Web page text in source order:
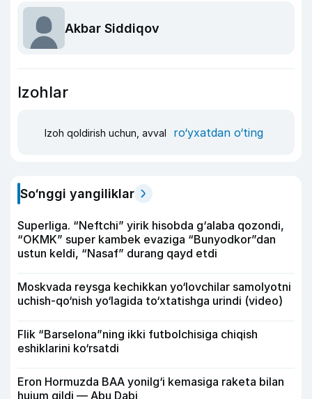
Akbar Siddiqov
Izohlar
Izoh qoldirish uchun, avval ro‘yxatdan o‘ting
So‘nggi yangiliklar
Superliga. “Neftchi” yirik hisobda g‘alaba qozondi,
“OKMK” super kambek evaziga “Bunyodkor”dan
ustun keldi, “Nasaf” durang qayd etdi
Moskvada reysga kechikkan yo‘lovchilar samolyotni
uchish-qo‘nish yo‘lagida to‘xtatishga urindi (video)
Flik “Barselona”ning ikki futbolchisiga chiqish
eshiklarini ko‘rsatdi
Eron Hormuzda BAA yonilg‘i kemasiga raketa bilan
hujum qildi — Abu Dabi